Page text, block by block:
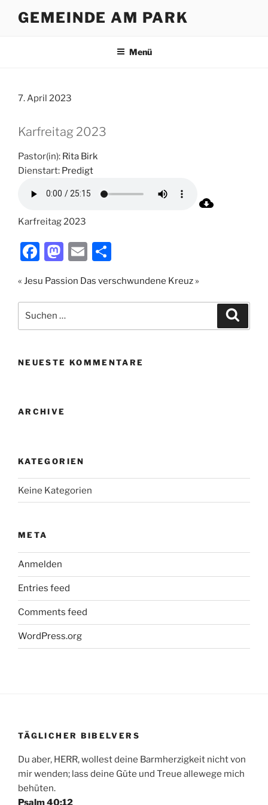
InhaltGEMEINDE AM PARK
Menü
7. April 2023
Karfreitag 2023
Pastor(in): Rita Birk
Dienstart: Predigt
Karfreitag 2023
F
a
c
e
b
o
M
st
o
d
n
E
ai
l
le
n
« Jesu Passion Das verschwundene Kreuz »
nach:
NEUESTE KOMMENTARE
ARCHIVE
KATEGORIEN
Keine Kategorien
META
Anmelden
Entries feed
Comments feed
WordPress.org
TÄGLICHER BIBELVERS
Du aber, HERR, wollest deine Barmherzigkeit nicht von
mir wenden; lass deine Güte und Treue allewege mich
behüten.
Psalm 40:12